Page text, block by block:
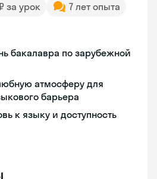
за урок
7 лет опыта
бакалавра по зарубежной
атмосферу для
барьера
к языку и доступность